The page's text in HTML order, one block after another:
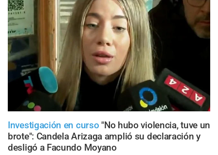
Investigación en curso "No hubo violencia, tuve un
brote": Candela Arizaga amplió su declaración y
desligó a Facundo Moyano